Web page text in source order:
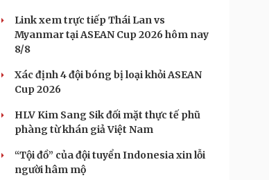
Cửa sổ tình yêu
Kể chuyện cho bé
Hạt giống tâm hồn
Link xem trực tiếp Thái Lan vs
Myanmar tại ASEAN Cup 2026 hôm nay
8/8
Xác định 4 đội bóng bị loại khỏi ASEAN
Cup 2026
HLV Kim Sang Sik đối mặt thực tế phũ
phàng từ khán giả Việt Nam
“Tội đồ” của đội tuyển Indonesia xin lỗi
người hâm mộ